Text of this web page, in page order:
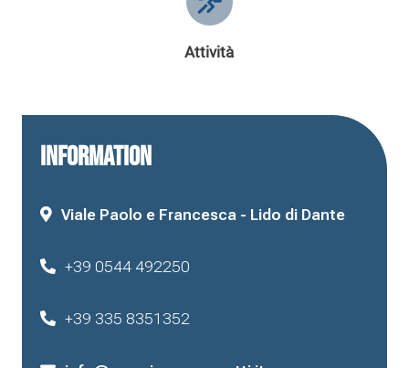
Attività
INFORMATION
Viale Paolo e Francesca - Lido di Dante
+39 0544 492250
+39 335 8351352